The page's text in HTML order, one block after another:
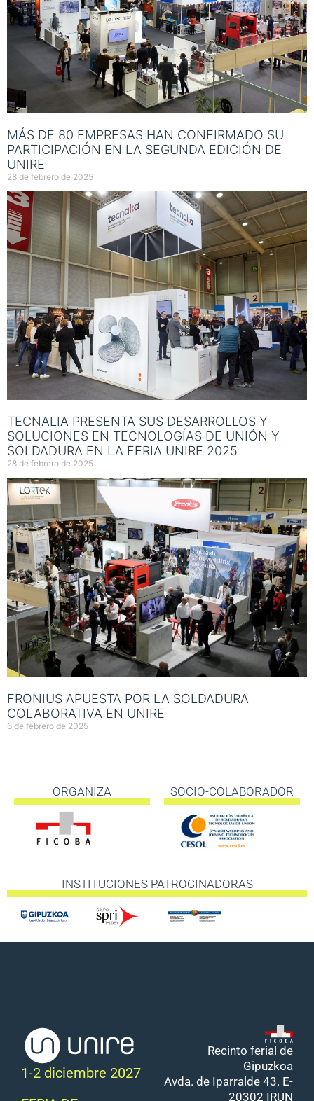
MÁS DE 80 EMPRESAS HAN CONFIRMADO SU
PARTICIPACIÓN EN LA SEGUNDA EDICIÓN DE
UNIRE
28 de febrero de 2025
TECNALIA PRESENTA SUS DESARROLLOS Y
SOLUCIONES EN TECNOLOGÍAS DE UNIÓN Y
SOLDADURA EN LA FERIA UNIRE 2025
28 de febrero de 2025
FRONIUS APUESTA POR LA SOLDADURA
COLABORATIVA EN UNIRE
6 de febrero de 2025
ORGANIZA SOCIO-COLABORADOR
INSTITUCIONES PATROCINADORAS
1-2 diciembre 2027
Recinto ferial de
Gipuzkoa
Avda. de Iparralde 43. E-
20302 IRUN